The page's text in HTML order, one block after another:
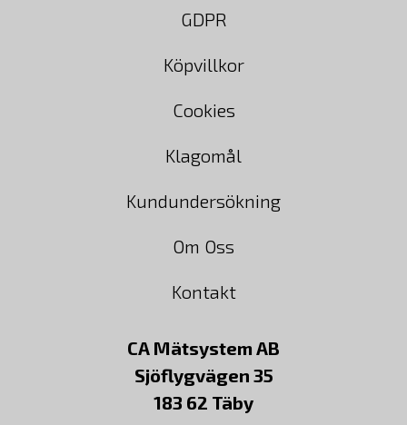
GDPR
Köpvillkor
Cookies
Klagomål
Kundundersökning
Om Oss
Kontakt
CA Mätsystem AB
Sjöflygvägen 35
183 62 Täby